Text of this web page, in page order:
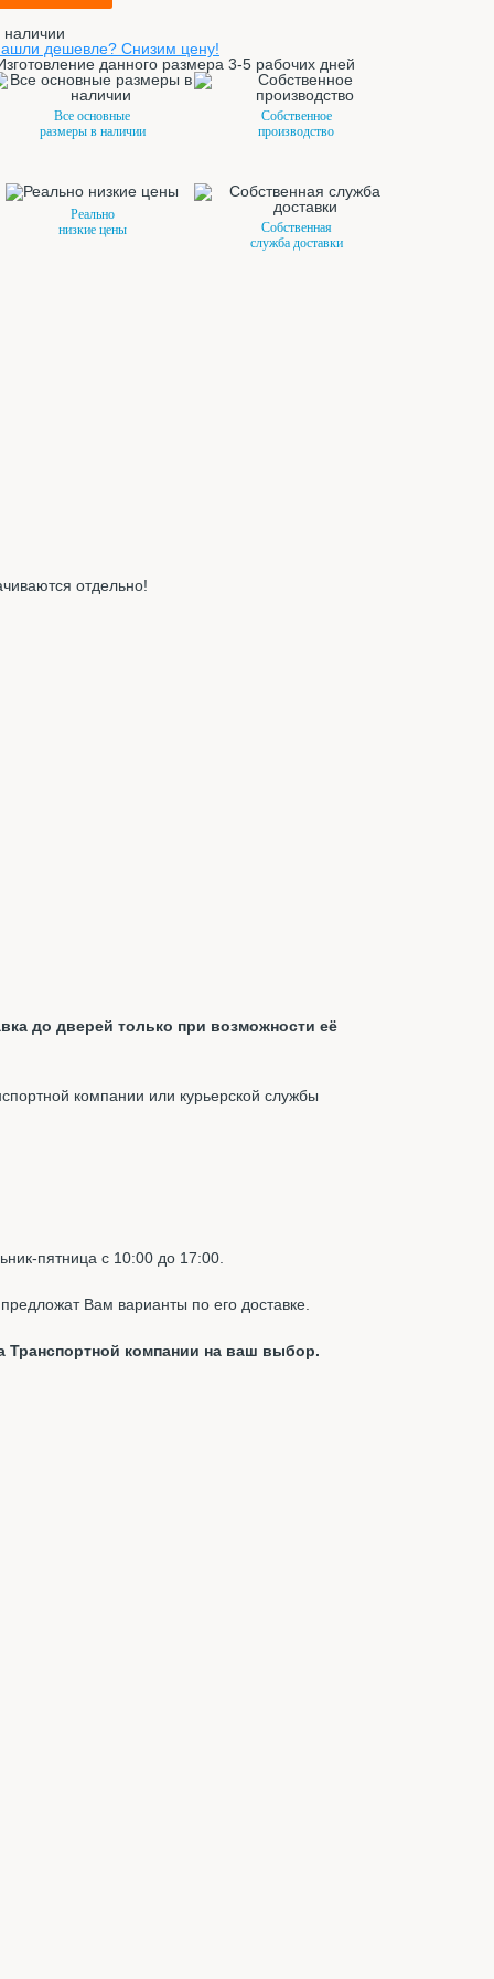
наличии
дешевле? Снизим цену!
данного размера 3-5 рабочих дней
Все основные
размеры в наличии
Собственное
производство
Реально
низкие цены
Собственная
служба доставки
отдельно!
до дверей только при возможности её
компании или курьерской службы
пятница с 10:00 до 17:00.
Вам варианты по его доставке.
компании на ваш выбор.